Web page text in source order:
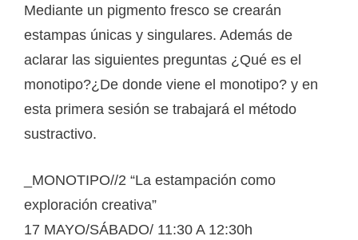
Mediante un pigmento fresco se crearán
estampas únicas y singulares. Además de
aclarar las siguientes preguntas ¿Qué es el
monotipo?¿De donde viene el monotipo? y en
esta primera sesión se trabajará el método
sustractivo.
_MONOTIPO//2 “La estampación como
exploración creativa”
17 MAYO/SÁBADO/ 11:30 A 12:30h